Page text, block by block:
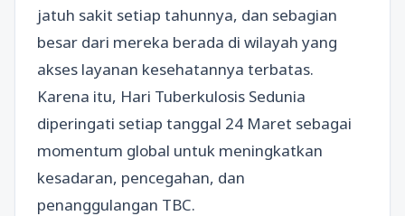
jatuh sakit setiap tahunnya, dan sebagian
besar dari mereka berada di wilayah yang
akses layanan kesehatannya terbatas.
Karena itu, Hari Tuberkulosis Sedunia
diperingati setiap tanggal 24 Maret sebagai
momentum global untuk meningkatkan
kesadaran, pencegahan, dan
penanggulangan TBC.